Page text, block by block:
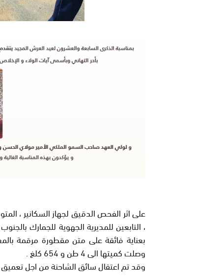
على اثر الفحص الدقيق لجهاز السكانير ،
، التابعين للمديرية الجهوية للجمارك
بعناية فائقة على متن مقطورة مرقمة
وصلت كميتها الى 4 طن و 654 كلغ .
وقد تم اعتقال سائق الشاحنة من اجل